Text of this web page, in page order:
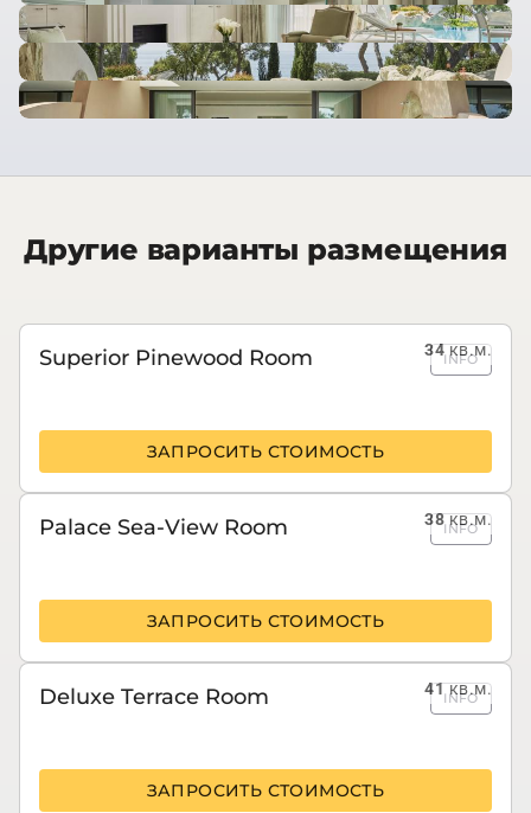
Другие варианты размещения
34кв.м.
Superior Pinewood Room INFO
ЗАПРОСИТЬ СТОИМОСТЬ
38кв.м.
Palace Sea-View Room INFO
ЗАПРОСИТЬ СТОИМОСТЬ
41кв.м.
Deluxe Terrace Room INFO
ЗАПРОСИТЬ СТОИМОСТЬ